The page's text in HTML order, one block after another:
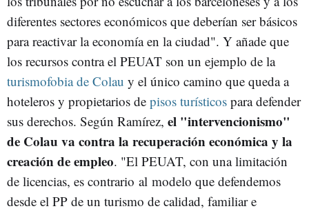
diferentes sectores económicos que deberían ser básicos
para reactivar la economía en la ciudad". Y añade que
los recursos contra el PEUAT son un ejemplo de la
turismofobia de Colau y el único camino que queda a
hoteleros y propietarios de pisos turísticos para defender
sus derechos. Según Ramírez, el "intervencionismo"
de Colau va contra la recuperación económica y la
creación de empleo. "El PEUAT, con una limitación
de licencias, es contrario al modelo que defendemos
desde el PP de un turismo de calidad, familiar e